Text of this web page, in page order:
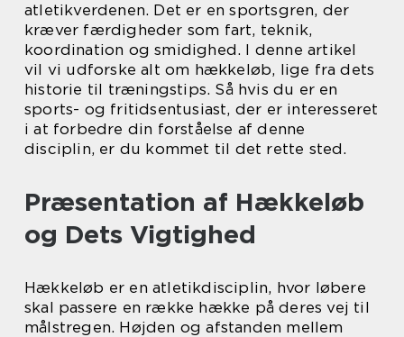
atletikverdenen. Det er en sportsgren, der
kræver færdigheder som fart, teknik,
koordination og smidighed. I denne artikel
vil vi udforske alt om hækkeløb, lige fra dets
historie til træningstips. Så hvis du er en
sports- og fritidsentusiast, der er interesseret
i at forbedre din forståelse af denne
disciplin, er du kommet til det rette sted.
Præsentation af Hækkeløb
og Dets Vigtighed
Hækkeløb er en atletikdisciplin, hvor løbere
skal passere en række hække på deres vej til
målstregen. Højden og afstanden mellem